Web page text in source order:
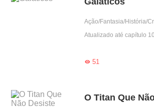
Ação/Fantasia/História/
Atualizado até capítulo 10
51
O Titan Que